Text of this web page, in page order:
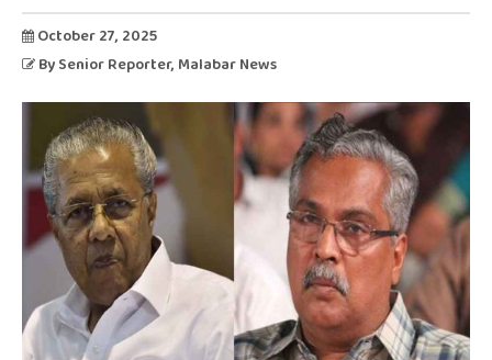
October 27, 2025
By Senior Reporter, Malabar News